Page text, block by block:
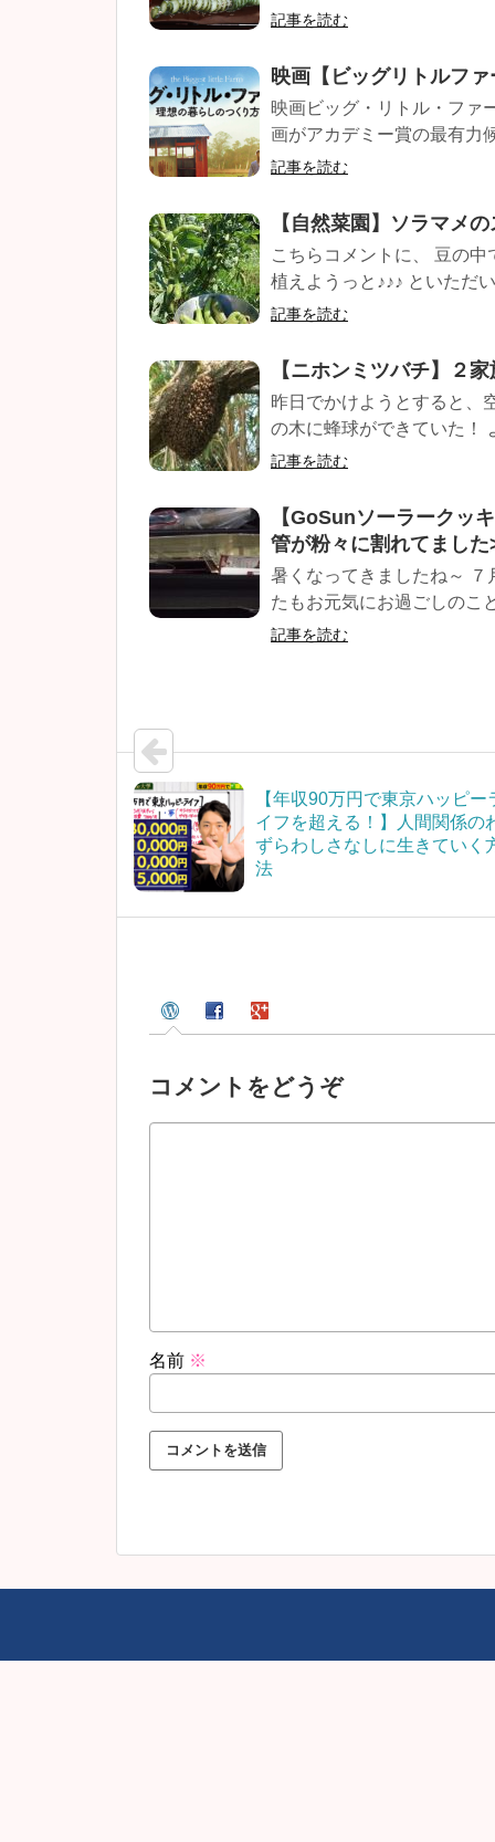
記事を読む
映画【ビッグリトルフ
映画ビッグ・リトル・ファ
画がアカデミー賞の最有力
記事を読む
【自然菜園】ソラマメ
こちらコメントに、 豆の
植えようっと♪♪♪ といただ
記事を読む
【ニホンミツバチ】２
昨日でかけようとすると、
の木に蜂球ができていた！
記事を読む
【GoSunソーラークッ
管が粉々に割れてました
暑くなってきましたね～
たもお元気にお過ごしのこ
記事を読む
【年収90万円で東京ハッピー
イフを超える！】人間関係の
ずらわしさなしに生きていく
法
コメントをどうぞ
名前 ※